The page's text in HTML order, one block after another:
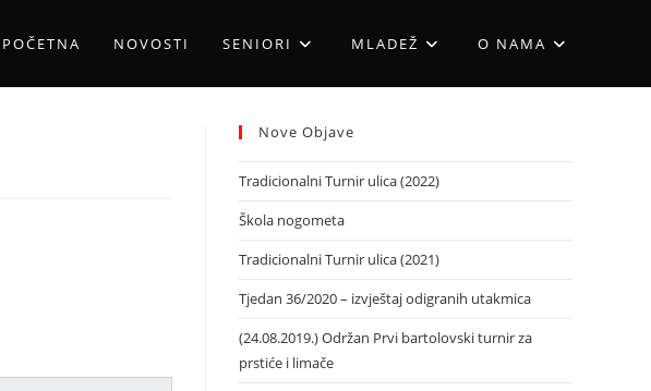
POČETNA NOVOSTI SENIORI MLADEŽ O NAMA
Nove Objave
Tradicionalni Turnir ulica (2022)
Škola nogometa
Tradicionalni Turnir ulica (2021)
Tjedan 36/2020 – izvještaj odigranih utakmica
(24.08.2019.) Održan Prvi bartolovski turnir za
prstiće i limače